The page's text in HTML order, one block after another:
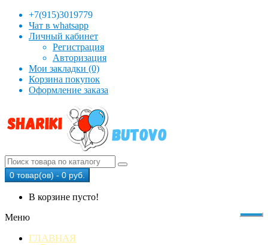
+7(915)3019779
Чат в whatsapp
Личный кабинет
Регистрация
Авторизация
Мои закладки (0)
Корзина покупок
Оформление заказа
0 товар(ов) - 0 руб.
В корзине пусто!
Меню
ГЛАВНАЯ